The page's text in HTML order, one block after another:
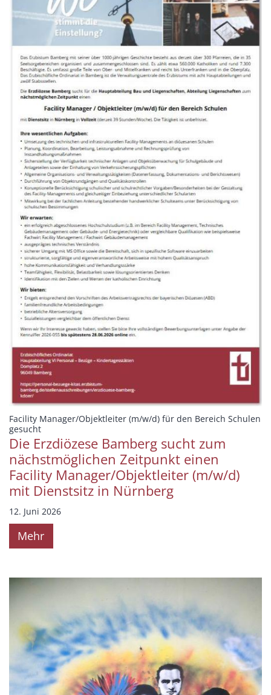
Facility Manager/Objektleiter (m/w/d) für den Bereich Schulen
gesucht:
Die Erzdiözese Bamberg sucht zum
nächstmöglichen Zeitpunkt einen
Facility Manager/Objektleiter (m/w/d)
mit Dienstsitz in Nürnberg
12. Juni 2026
Mehr